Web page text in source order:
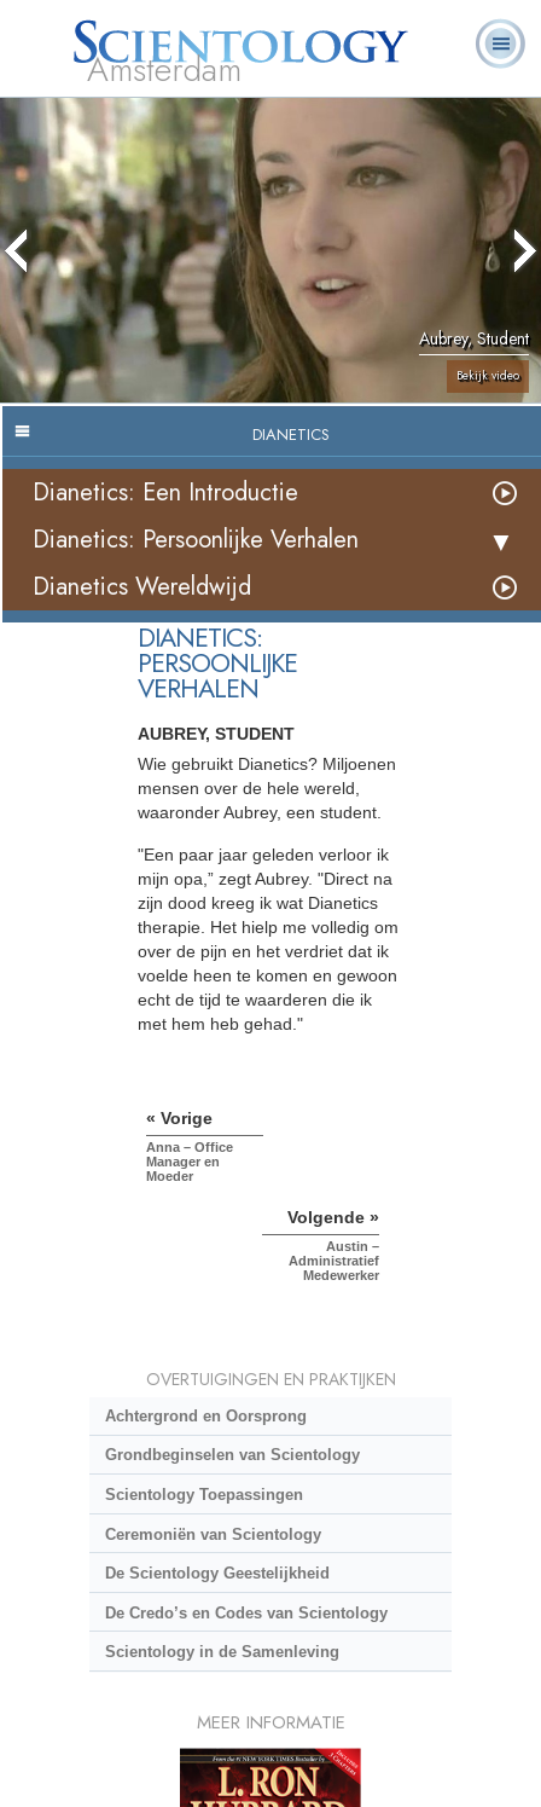
Amsterdam
Over
L. Ron
Hubbard
Wat is
Scientology?
Veelgestelde
vragen
Boeken
Aubrey, Student
Bekijk video
DIANETICS
Dianetics: Een Introductie
Dianetics: Persoonlijke Verhalen
Dianetics Wereldwijd
DIANETICS:
PERSOONLIJKE
VERHALEN
AUBREY, STUDENT
Wie gebruikt Dianetics? Miljoenen
mensen over de hele wereld,
waaronder Aubrey, een student.
"Een paar jaar geleden verloor ik
mijn opa,” zegt Aubrey. "Direct na
zijn dood kreeg ik wat Dianetics
therapie. Het hielp me volledig om
over de pijn en het verdriet dat ik
voelde heen te komen en gewoon
echt de tijd te waarderen die ik
met hem heb gehad."
« Vorige
Anna – Office
Manager en
Moeder
Volgende »
Austin –
Administratief
Medewerker
OVERTUIGINGEN EN PRAKTIJKEN
Achtergrond en Oorsprong
Grondbeginselen van Scientology
Scientology Toepassingen
Ceremoniën van Scientology
De Scientology Geestelijkheid
De Credo’s en Codes van Scientology
Scientology in de Samenleving
MEER INFORMATIE